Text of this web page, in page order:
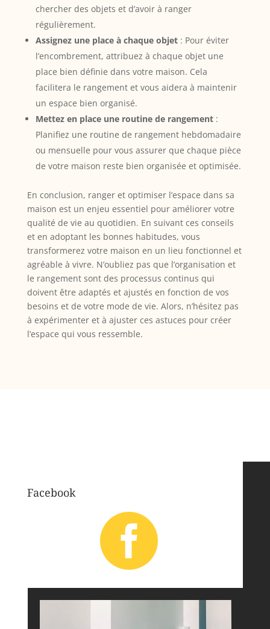
chercher des objets et d’avoir à ranger
régulièrement.
Assignez une place à chaque objet: Pour éviter
l’encombrement, attribuez à chaque objet une
place bien définie dans votre maison. Cela
facilitera le rangement et vous aidera à maintenir
un espace bien organisé.
Mettez en place une routine de rangement:
Planifiez une routine de rangement hebdomadaire
ou mensuelle pour vous assurer que chaque pièce
de votre maison reste bien organisée et optimisée.
En conclusion, ranger et optimiser l’espace dans sa
maison est un enjeu essentiel pour améliorer votre
qualité de vie au quotidien. En suivant ces conseils
et en adoptant les bonnes habitudes, vous
transformerez votre maison en un lieu fonctionnel et
agréable à vivre. N’oubliez pas que l’organisation et
le rangement sont des processus continus qui
doivent être adaptés et ajustés en fonction de vos
besoins et de votre mode de vie. Alors, n’hésitez pas
à expérimenter et à ajuster ces astuces pour créer
l’espace qui vous ressemble.
Facebook
